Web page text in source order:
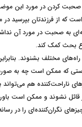
صحبت کردن در مورد این
که از فرزندتان بپرسید
به صحبت در مورد آن
بحث کمک کند.
راه‌های مختلف بشنوند.
که ممکن است چه به
ناراحت‌کننده هم
نشوند و ممکن است باور
نگران‌کننده‌ای را در